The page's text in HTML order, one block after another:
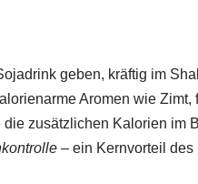
geben, kräftig im
Aromen wie Zimt,
die zusätzlichen Kalorien im
– ein Kernvorteil des